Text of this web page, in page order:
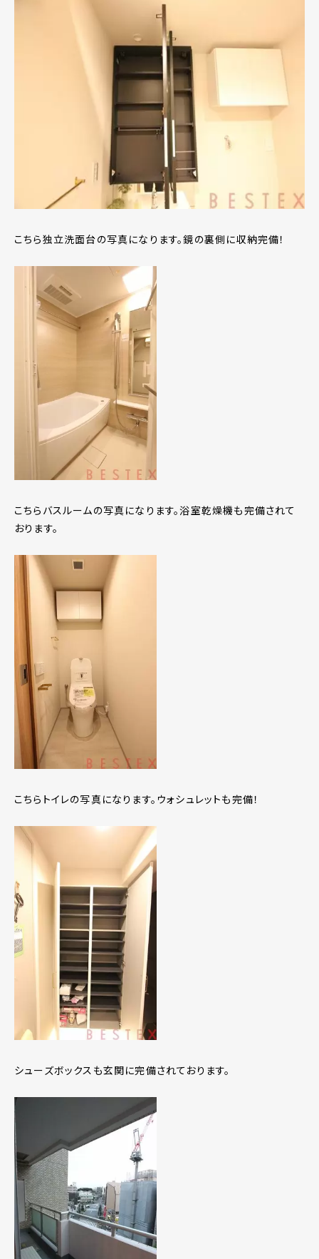
こちら独立洗面台の写真になります。鏡の裏側に収納完備！
こちらバスルームの写真になります。浴室乾燥機も完備されて
おります。
こちらトイレの写真になります。ウォシュレットも完備！
シューズボックスも玄関に完備されております。